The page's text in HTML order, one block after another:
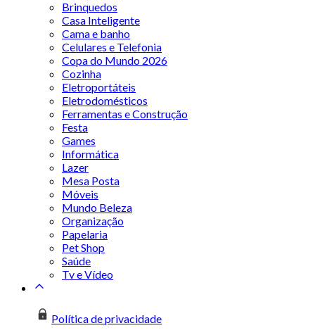
Brinquedos
Casa Inteligente
Cama e banho
Celulares e Telefonia
Copa do Mundo 2026
Cozinha
Eletroportáteis
Eletrodomésticos
Ferramentas e Construção
Festa
Games
Informática
Lazer
Mesa Posta
Móveis
Mundo Beleza
Organização
Papelaria
Pet Shop
Saúde
Tv e Vídeo
Política de privacidade